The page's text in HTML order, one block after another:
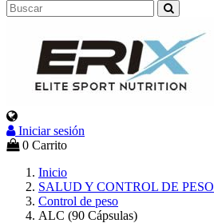
Iniciar sesión
0 Carrito
Inicio
SALUD Y CONTROL DE PESO
Control de peso
ALC (90 Cápsulas)